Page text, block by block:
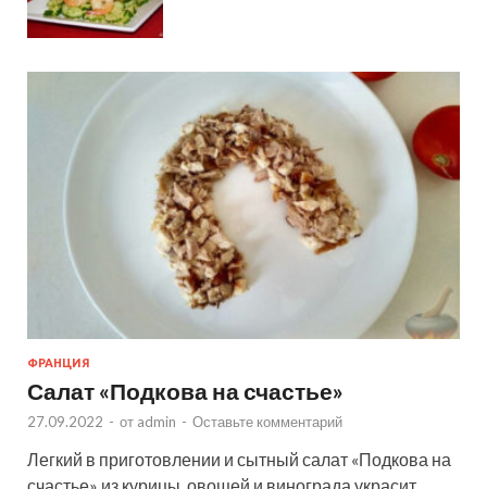
ФРАНЦИЯ
Салат «Подкова на счастье»
27.09.2022 - от admin - Оставьте комментарий
Легкий в приготовлении и сытный салат «Подкова на
счастье» из курицы, овощей и винограда украсит